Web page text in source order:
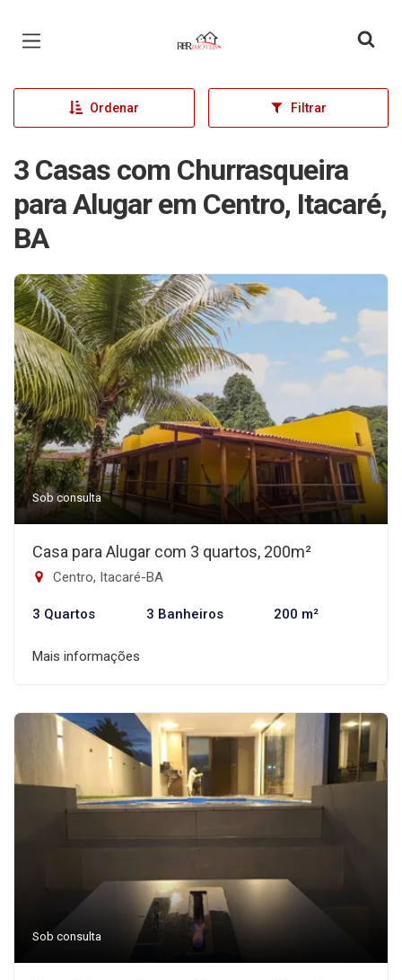
Página inicial
Ordenar Filtrar
3 Casas com Churrasqueira
para Alugar em Centro, Itacaré,
BA
Sob consulta
Casa para Alugar com 3 quartos, 200m²
Centro, Itacaré-BA
3 Quartos 3 Banheiros 200 m²
Mais informações
Sob consulta